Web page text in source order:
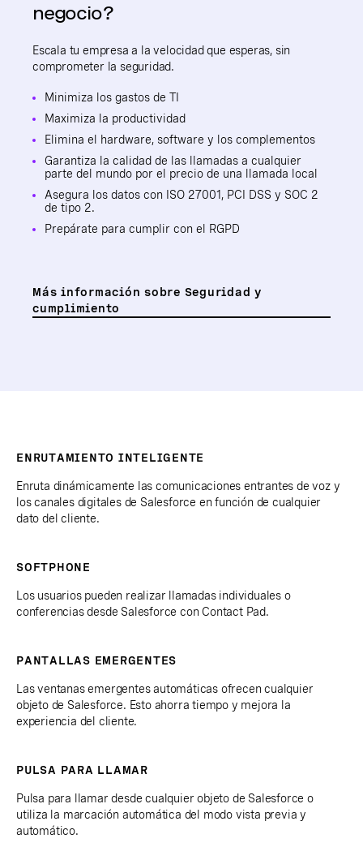
negocio?
Escala tu empresa a la velocidad que esperas, sin
comprometer la seguridad.
Minimiza los gastos de TI
Maximiza la productividad
Elimina el hardware, software y los complementos
Garantiza la calidad de las llamadas a cualquier
parte del mundo por el precio de una llamada local
Asegura los datos con ISO 27001, PCI DSS y SOC 2
de tipo 2.
Prepárate para cumplir con el RGPD
Más información sobre Seguridad y
cumplimiento
ENRUTAMIENTO INTELIGENTE
Enruta dinámicamente las comunicaciones entrantes de voz y
los canales digitales de Salesforce en función de cualquier
dato del cliente.
SOFTPHONE
Los usuarios pueden realizar llamadas individuales o
conferencias desde Salesforce con Contact Pad.
PANTALLAS EMERGENTES
Las ventanas emergentes automáticas ofrecen cualquier
objeto de Salesforce. Esto ahorra tiempo y mejora la
experiencia del cliente.
PULSA PARA LLAMAR
Pulsa para llamar desde cualquier objeto de Salesforce o
utiliza la marcación automática del modo vista previa y
automático.